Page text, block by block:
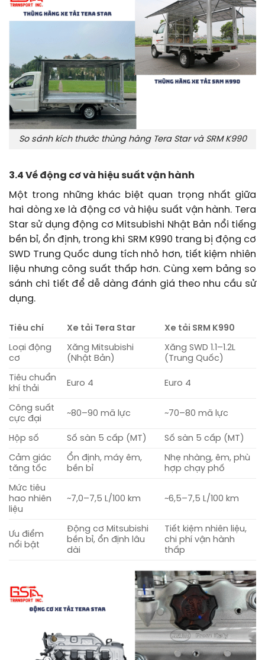
So sánh kích thước thùng hàng Tera Star và SRM K990
3.4 Về động cơ và hiệu suất vận hành
Một trong những khác biệt quan trọng nhất giữa
hai dòng xe là động cơ và hiệu suất vận hành. Tera
Star sử dụng động cơ Mitsubishi Nhật Bản nổi tiếng
bền bỉ, ổn định, trong khi SRM K990 trang bị động cơ
SWD Trung Quốc dung tích nhỏ hơn, tiết kiệm nhiên
liệu nhưng công suất thấp hơn. Cùng xem bảng so
sánh chi tiết để dễ dàng đánh giá theo nhu cầu sử
dụng.
Tiêu chí Xe tải Tera Star Xe tải SRM K990
Loại động
cơ
Xăng Mitsubishi
(Nhật Bản)
Xăng SWD 1.1–1.2L
(Trung Quốc)
Tiêu chuẩn
khí thải
Euro 4 Euro 4
Công suất
cực đại
~80–90 mã lực ~70–80 mã lực
Hộp số Số sàn 5 cấp (MT) Số sàn 5 cấp (MT)
Cảm giác
tăng tốc
Ổn định, máy êm,
bền bỉ
Nhẹ nhàng, êm, phù
hợp chạy phố
Mức tiêu
hao nhiên
liệu
~7,0–7,5 L/100 km ~6,5–7,5 L/100 km
Ưu điểm
nổi bật
Động cơ Mitsubishi
bền bỉ, ổn định lâu
dài
Tiết kiệm nhiên liệu,
chi phí vận hành
thấp